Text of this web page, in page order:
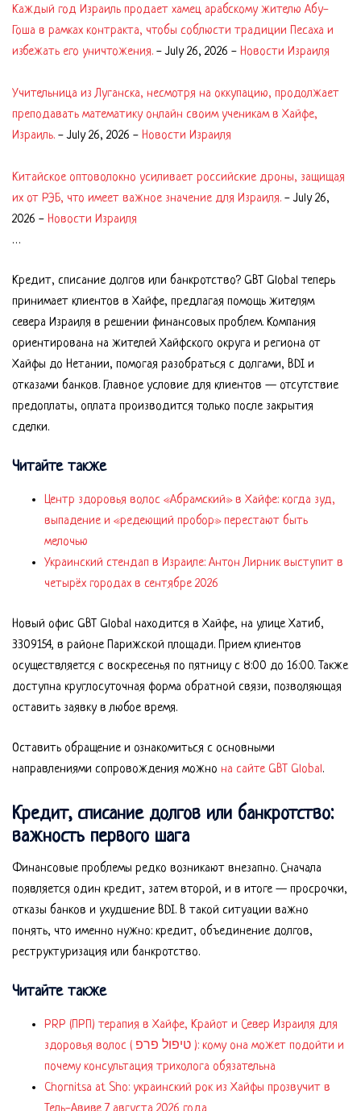
Каждый год Израиль продает хамец арабскому жителю Абу-
Гоша в рамках контракта, чтобы соблюсти традиции Песаха и
избежать его уничтожения. -July 26, 2026 - Новости Израиля
Учительница из Луганска, несмотря на оккупацию, продолжает
преподавать математику онлайн своим ученикам в Хайфе,
Израиль. -July 26, 2026 - Новости Израиля
Китайское оптоволокно усиливает российские дроны, защищая
их от РЭБ, что имеет важное значение для Израиля. -July 26,
2026 - Новости Израиля
…
Кредит, списание долгов или банкротство? GBT Global теперь
принимает клиентов в Хайфе, предлагая помощь жителям
севера Израиля в решении финансовых проблем. Компания
ориентирована на жителей Хайфского округа и региона от
Хайфы до Нетании, помогая разобраться с долгами, BDI и
отказами банков. Главное условие для клиентов — отсутствие
предоплаты, оплата производится только после закрытия
сделки.
Читайте также
Центр здоровья волос «Абрaмский» в Хайфе: когда зуд,
выпадение и «редеющий пробор» перестают быть
мелочью
Украинский стендап в Израиле: Антон Лирник выступит в
четырёх городах в сентябре 2026
Новый офис GBT Global находится в Хайфе, на улице Хатиб,
3309154, в районе Парижской площади. Прием клиентов
осуществляется с воскресенья по пятницу с 8:00 до 16:00. Также
доступна круглосуточная форма обратной связи, позволяющая
оставить заявку в любое время.
Оставить обращение и ознакомиться с основными
направлениями сопровождения можно на сайте GBT Global.
Кредит, списание долгов или банкротство:
важность первого шага
Финансовые проблемы редко возникают внезапно. Сначала
появляется один кредит, затем второй, и в итоге — просрочки,
отказы банков и ухудшение BDI. В такой ситуации важно
понять, что именно нужно: кредит, объединение долгов,
реструктуризация или банкротство.
Читайте также
PRP (ПРП) терапия в Хайфе, Крайот и Север Израиля для
здоровья волос ( טיפול פרפ ): кому она может подойти и
почему консультация трихолога обязательна
Chornitsa at Sho: украинский рок из Хайфы прозвучит в